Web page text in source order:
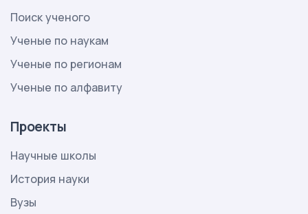
Поиск ученого
Ученые по наукам
Ученые по регионам
Ученые по алфавиту
Проекты
Научные школы
История науки
Вузы